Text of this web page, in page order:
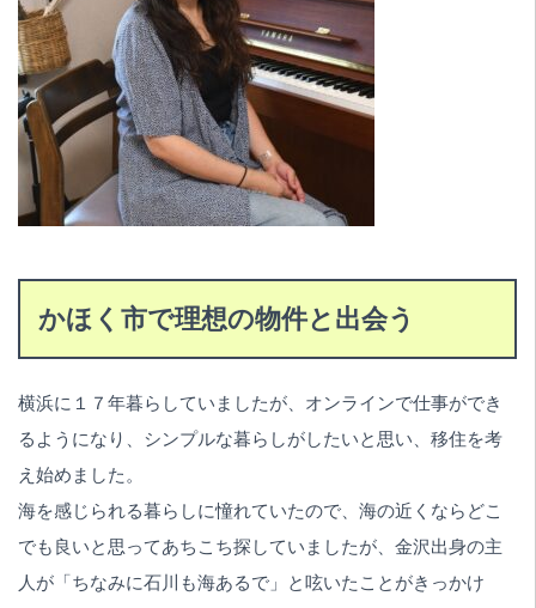
かほく市で理想の物件と出会う
横浜に１７年暮らしていましたが、オンラインで仕事ができ
るようになり、シンプルな暮らしがしたいと思い、移住を考
え始めました。
海を感じられる暮らしに憧れていたので、海の近くならどこ
でも良いと思ってあちこち探していましたが、金沢出身の主
人が「ちなみに石川も海あるで」と呟いたことがきっかけ